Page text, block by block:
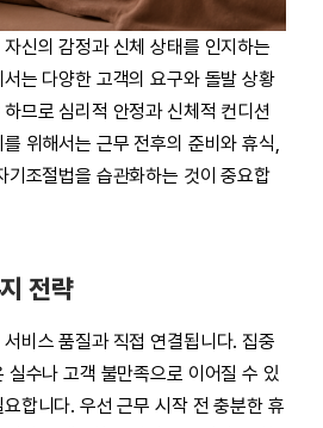
신의 감정과 신체 상태를 인지하는
는 다양한 고객의 요구와 돌발 상황
므로 심리적 안정과 신체적 컨디션
위해서는 근무 전후의 준비와 휴식,
기조절법을 습관화하는 것이 중요합
전략
비스 품질과 직접 연결됩니다. 집중
실수나 고객 불만족으로 이어질 수 있
합니다. 우선 근무 시작 전 충분한 휴